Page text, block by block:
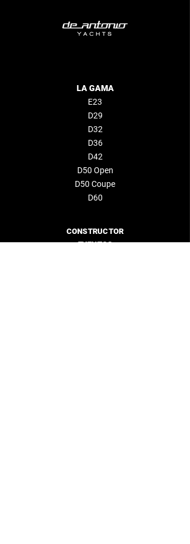
LA GAMA
E23
D29
D32
D36
D42
D50 Open
D50 Coupe
D60
CONSTRUCTOR
EVENTOS